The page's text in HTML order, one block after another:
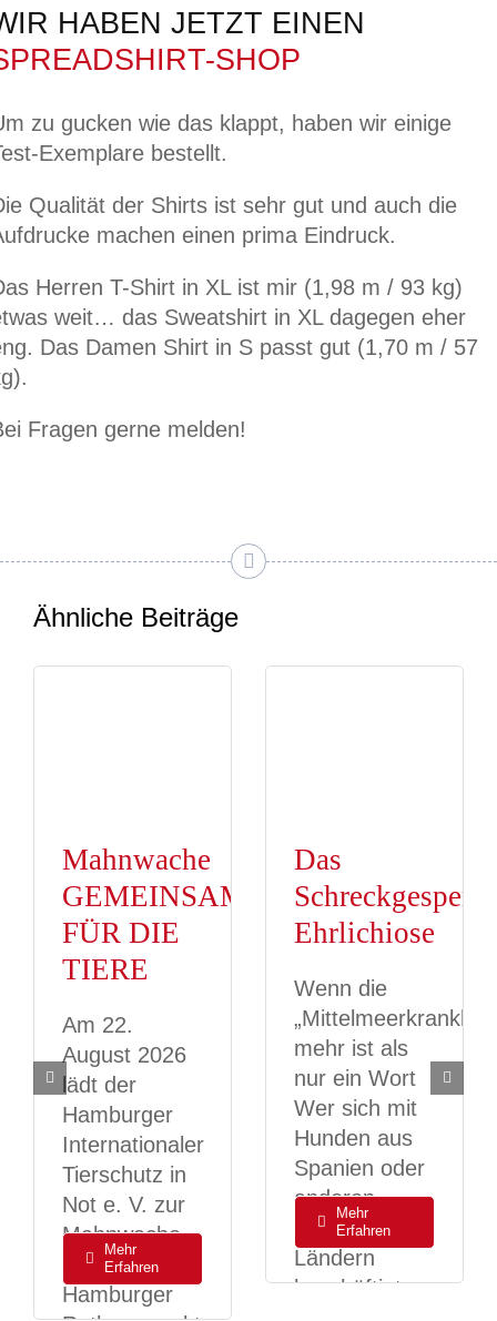
HABEN JETZT EINEN
SHOP
zu gucken wie das klappt, haben wir einige
Exemplare bestellt.
Qualität der Shirts ist sehr gut und auch die
machen einen prima Eindruck.
Herren T-Shirt in XL ist mir (1,98 m / 93 kg)
weit… das Sweatshirt in XL dagegen eher
Das Damen Shirt in S passt gut (1,70 m / 57
Fragen gerne melden!
Ähnliche Beiträge
Mahnwache
GEMEINSAM
FÜR DIE
TIERE
Am 22.
August 2026
lädt der
Hamburger
Internationaler
Tierschutz in
Not e. V. zur
Mahnwache
auf dem
Hamburger
Mehr
Erfahren
Das
Schreckgespenst
Ehrlichiose
Wenn die
mehr ist als
nur ein Wort
Wer sich mit
Hunden aus
Spanien oder
anderen
südlichen
Ländern
beschäftigt,
Mehr
Erfahren